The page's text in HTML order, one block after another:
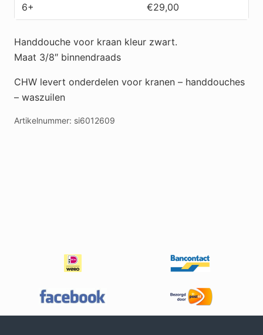
6+ €29,00
Handdouche voor kraan kleur zwart.
Maat 3/8″ binnendraads
CHW levert onderdelen voor kranen – handdouches
– waszuilen
Artikelnummer: si6012609